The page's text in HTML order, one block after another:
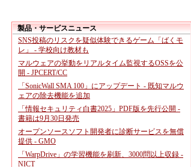
製品・サービスニュース
SNS投稿のリスクを疑似体験できるゲーム「ばくモ
レ」 - 学校向け教材も
マルウェアの挙動をリアルタイム監視するOSSを公
開 - JPCERT/CC
「SonicWall SMA 100」にアップデート - 既知マルウ
ェアの除去機能を追加
「情報セキュリティ白書2025」PDF版を先行公開 -
書籍は9月30日発売
オープンソースソフト開発者に診断サービスを無償
提供 - GMO
「WarpDrive」の学習機能を刷新、3000問以上収録 -
NICT